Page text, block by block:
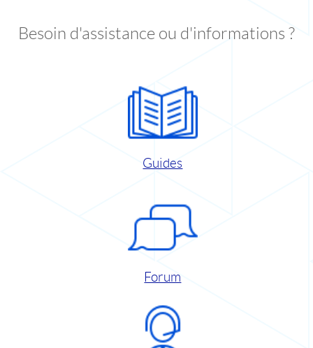
Besoin d'assistance ou d'informations ?
Guides
Forum